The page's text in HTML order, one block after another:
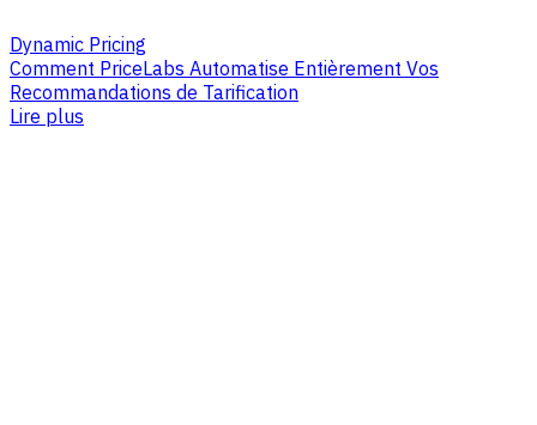
Dynamic Pricing
Comment PriceLabs Automatise Entièrement Vos
Recommandations de Tarification
Lire plus